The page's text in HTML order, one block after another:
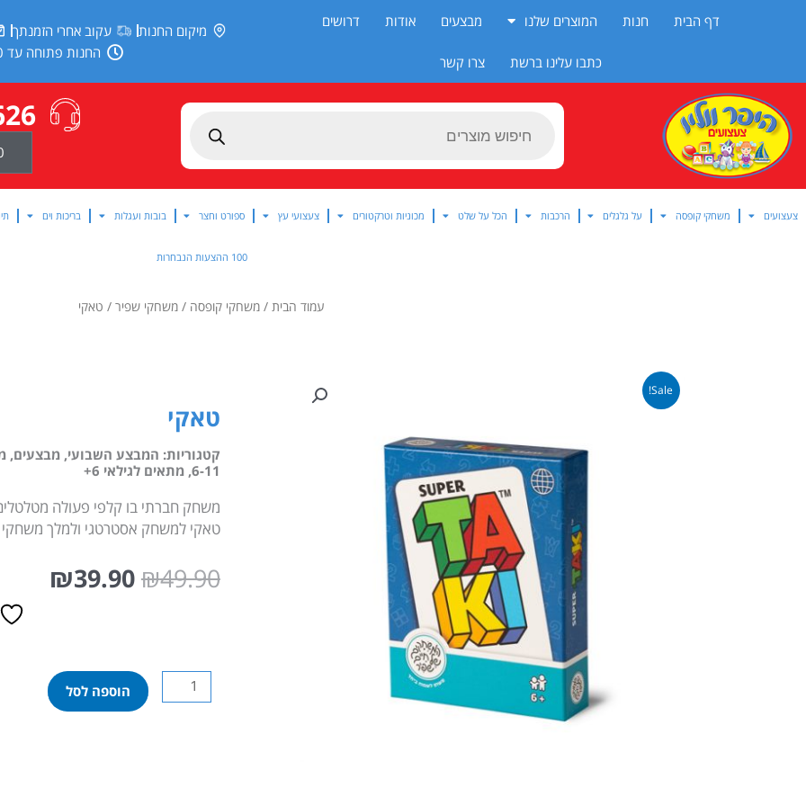
דף הבית חנות המוצרים שלנו מבצעים אודות דרושים
כתבו עלינו ברשת צרו קשר
מיקום החנות עקוב אחרי הזמנתך
החנות פתוחה עד 20:00
Products
צעצועים משחקי קופסה על גלגלים הרכבות הכל על שלט מכוניות וטרקטורים צעצועי עץ ספורט וחצר בובות ועגלות בריכות וים
100 ההצעות הנבחרות
עמוד הבית / משחקי קופסה / משחקי שפיר / טאקי
Sale!
טאקי
קטגוריות: המבצע השבועי,מבצעים,
6-11
,מתאים לגילאי 6+
משחק חברתי בו קלפי פעולה
טאקי למשחק אסטרטגי ולמלך
₪49.90 המחיר
המקורי
₪39.90
הוא:
כמות
של
הוספה לסל